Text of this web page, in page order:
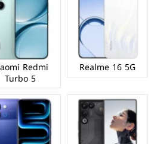
Realme 16 5G
Redmi
Turbo 5